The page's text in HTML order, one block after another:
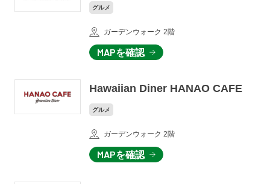
グルメ
ガーデンウォーク 2階
MAPを確認
Hawaiian Diner HANAO CAFE
グルメ
ガーデンウォーク 2階
MAPを確認